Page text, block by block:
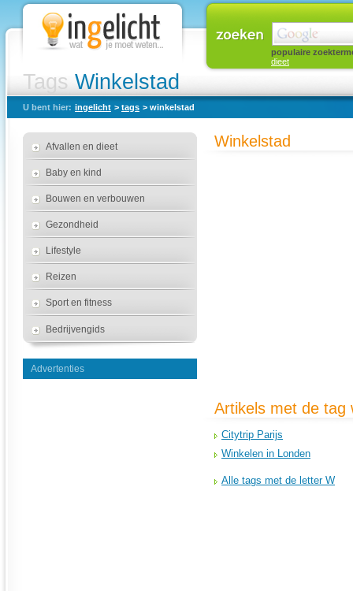
Tags Winkelstad
populaire
dieet
U bent hier: ingelicht > tags > winkelstad
Afvallen en dieet
Baby en kind
Bouwen en verbouwen
Gezondheid
Lifestyle
Reizen
Sport en fitness
Bedrijvengids
Advertenties
Winkelstad
Artikels met de tag
Citytrip Parijs
Winkelen in Londen
Alle tags met de letter W